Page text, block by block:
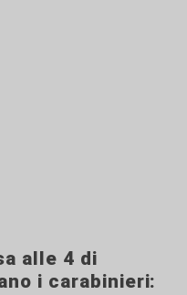
alle 4 di
i carabinieri: